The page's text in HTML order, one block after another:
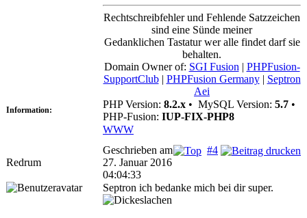
Rechtschreibfehler und Fehlende Satzzeichen
sind eine Sünde meiner
Gedanklichen Tastatur wer alle findet darf sie
behalten.
Domain Owner of: SGI Fusion | PHPFusion-
SupportClub| PHPFusion Germany| Septron
Aei
Information: PHP Version: 8.2.x • MySQL Version: 5.7 •
PHP-Fusion: IUP-FIX-PHP8
WWW
Redrum
#4
Geschrieben am
27. Januar 2016
04:04:33
Septron ich bedanke mich bei dir super.